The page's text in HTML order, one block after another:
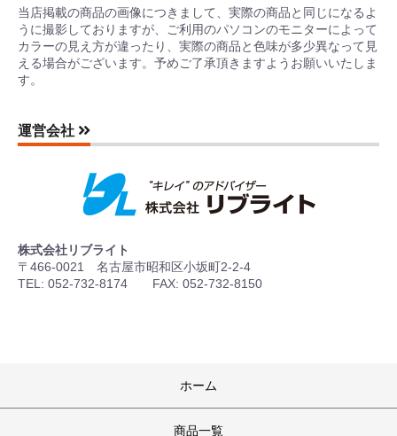
当店掲載の商品の画像につきまして、実際の商品と同じになるよ
うに撮影しておりますが、ご利用のパソコンのモニターによって
カラーの見え方が違ったり、実際の商品と色味が多少異なって見
える場合がございます。予めご了承頂きますようお願いいたしま
す。
運営会社
株式会社リブライト
〒466-0021 名古屋市昭和区小坂町2-2-4
TEL: 052-732-8174 FAX: 052-732-8150
ホーム
商品一覧